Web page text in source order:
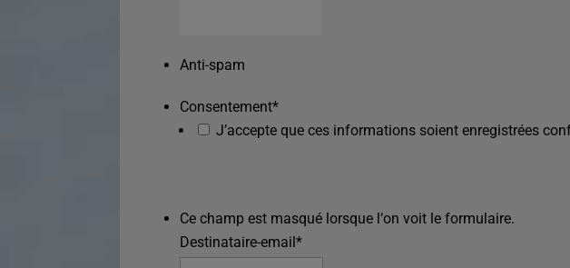
Anti-spam
Consentement*
J’accepte que ces informations soient enregistrées
Ce champ est masqué lorsque l‘on voit le formulaire.
Destinataire-email*